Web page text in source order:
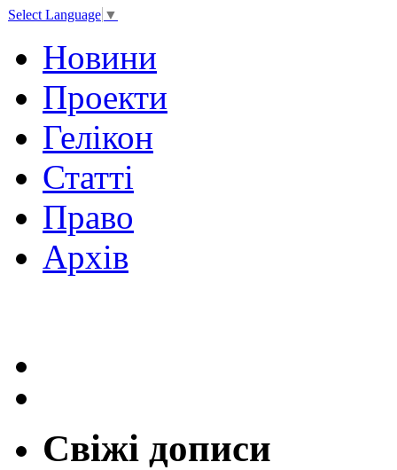
Select Language ▼
Новини
Проекти
Гелікон
Статті
Право
Архів
Свіжі дописи